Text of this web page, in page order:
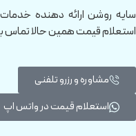
سایه روشن ارائه دهنده
استعلام قیمت همین حالا تماس
مشاوره و رزرو تلفنی
استعلام قیمت در واتس اپ